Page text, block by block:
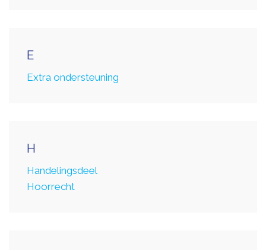
E
Extra ondersteuning
H
Handelingsdeel
Hoorrecht